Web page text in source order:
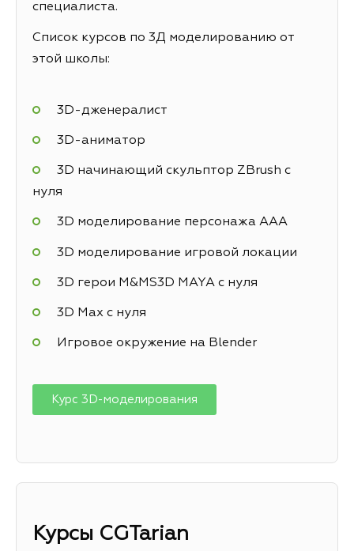
специалиста.
Список курсов по 3Д моделированию от
этой школы:
3D-дженералист
3D-аниматор
3D начинающий скульптор ZBrush с
нуля
3D моделирование персонажа AAA
3D моделирование игровой локации
3D герои M&MS3D MAYA с нуля
3D Max с нуля
Игровое окружение на Blender
Курс 3D-моделирования
Курсы CGTarian